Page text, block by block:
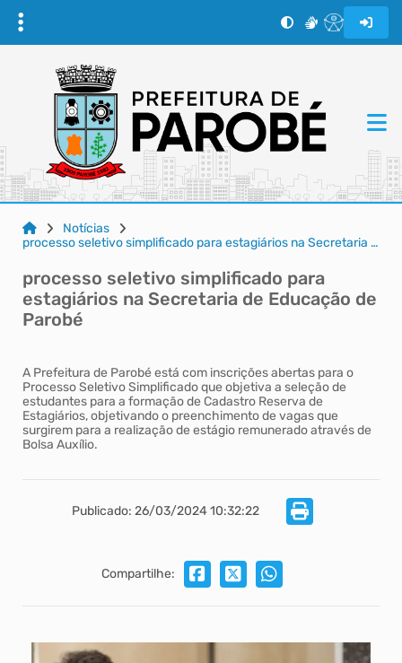
Notícias
processo seletivo simplificado para estagiários na Secretaria de Educação de Parobé
processo seletivo simplificado para
estagiários na Secretaria de Educação de
Parobé
A Prefeitura de Parobé está com inscrições abertas para o
Processo Seletivo Simplificado que objetiva a seleção de
estudantes para a formação de Cadastro Reserva de
Estagiários, objetivando o preenchimento de vagas que
surgirem para a realização de estágio remunerado através de
Bolsa Auxílio.
Publicado: 26/03/2024 10:32:22
Compartilhe: